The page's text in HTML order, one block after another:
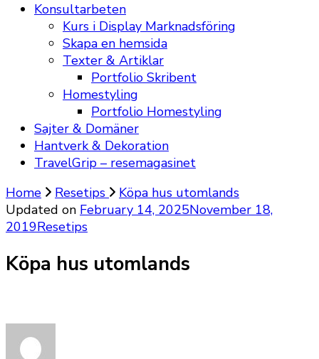
Konsultarbeten
Kurs i Display Marknadsföring
Skapa en hemsida
Texter & Artiklar
Portfolio Skribent
Homestyling
Portfolio Homestyling
Sajter & Domäner
Hantverk & Dekoration
TravelGrip – resemagasinet
Home
Resetips
Köpa hus utomlands
Updated on February 14, 2025November 18,
2019Resetips
Köpa hus utomlands